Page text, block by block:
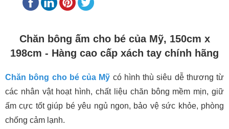
Chăn bông ấm cho bé của Mỹ, 150cm x
198cm - Hàng cao cấp xách tay chính hãng
Chăn bông cho bé của Mỹ có hình thù siêu dễ thương từ
các nhân vật hoạt hình, chất liệu chăn bông mềm mịn, giữ
ấm cực tốt giúp bé yêu ngủ ngon, bảo vệ sức khỏe, phòng
chống cảm lạnh.